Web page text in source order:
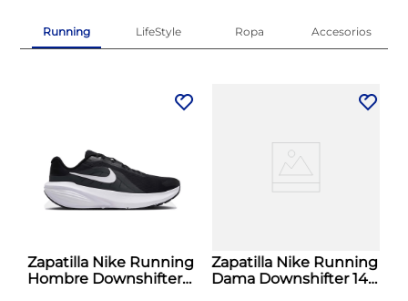
Running LifeStyle Ropa Accesorios
Zapatilla Nike Running
Hombre Downshifter
Zapatilla Nike Running
Dama Downshifter 14